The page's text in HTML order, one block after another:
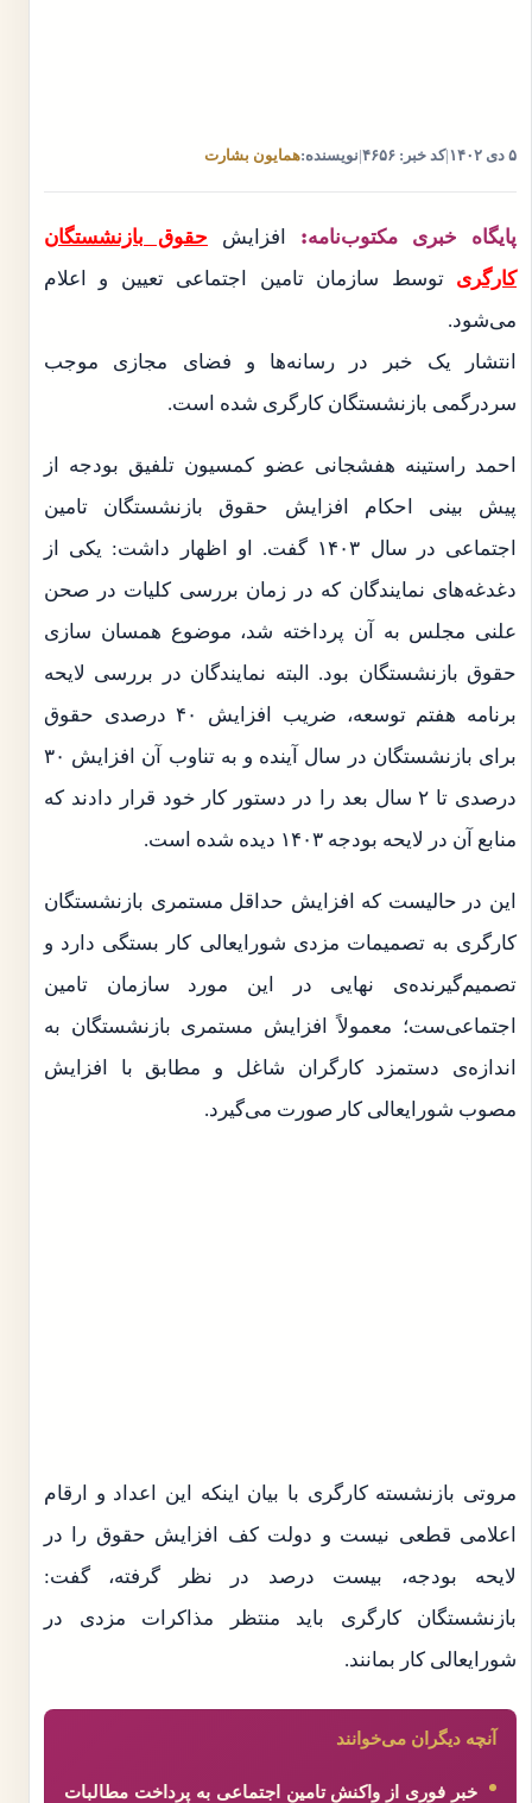
۵ دی ۱۴۰۲ |کد خبر: ۴۶۵۶ نویسنده:همایون بشارت
پایگاه خبری مکتوب‌نامه: افزایش حقوق بازنشستگان
کارگری توسط سازمان تامین اجتماعی تعیین و اعلام
می‌شود.
انتشار یک خبر در رسانه‌ها و فضای مجازی موجب
سردرگمی بازنشستگان کارگری شده است.
احمد راستینه هفشجانی عضو کمسیون تلفیق بودجه از
پیش بینی احکام افزایش حقوق بازنشستگان تامین
اجتماعی در سال ۱۴۰۳ گفت. او اظهار داشت: یکی از
دغدغه‌های نمایندگان که در زمان بررسی کلیات در صحن
علنی مجلس به آن پرداخته شد، موضوع همسان سازی
حقوق بازنشستگان بود. البته نمایندگان در بررسی لایحه
برنامه هفتم توسعه، ضریب افزایش ۴۰ درصدی حقوق
برای بازنشستگان در سال آینده و به تناوب آن افزایش ۳۰
درصدی تا ۲ سال بعد را در دستور کار خود قرار دادند که
منابع آن در لایحه بودجه ۱۴۰۳ دیده شده است.
این در حالیست که افزایش حداقل مستمری بازنشستگان
کارگری به تصمیمات مزدی شورایعالی کار بستگی دارد و
تصمیم‌گیرنده‌ی نهایی در این مورد سازمان تامین
اجتماعی‌ست؛ معمولاً افزایش مستمری بازنشستگان به
اندازه‌ی دستمزد کارگران شاغل و مطابق با افزایش
مصوب شورایعالی کار صورت می‌گیرد.
مروتی بازنشسته کارگری با بیان اینکه این اعداد و ارقام
اعلامی قطعی نیست و دولت کف افزایش حقوق را در
لایحه بودجه، بیست درصد در نظر گرفته، گفت:
بازنشستگان کارگری باید منتظر مذاکرات مزدی در
شورایعالی کار بمانند.
آنچه دیگران می‌خوانند
خبر فوری از واکنش تامین اجتماعی به پرداخت مطالبات